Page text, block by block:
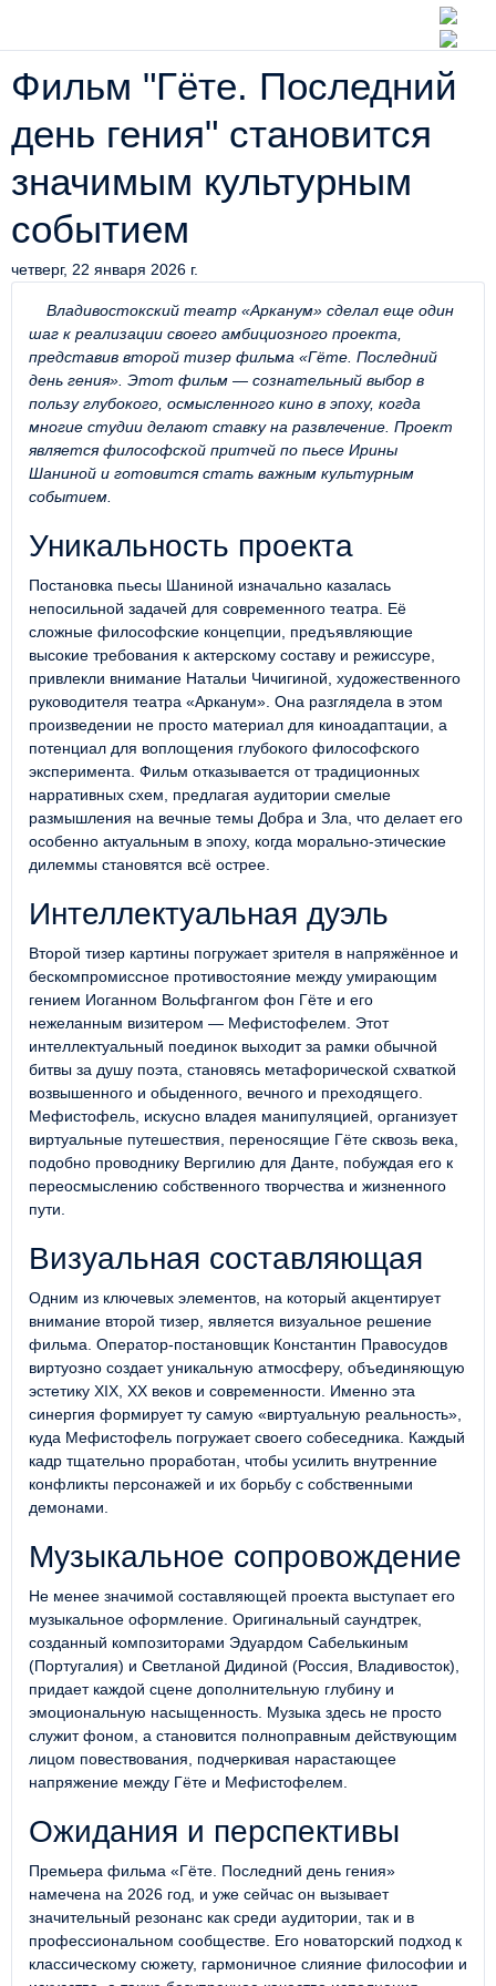
Фильм "Гёте. Последний
день гения" становится
значимым культурным
событием
четверг, 22 января 2026 г.
Владивостокский театр «Арканум» сделал еще один
шаг к реализации своего амбициозного проекта,
представив второй тизер фильма «Гёте. Последний
день гения». Этот фильм — сознательный выбор в
пользу глубокого, осмысленного кино в эпоху, когда
многие студии делают ставку на развлечение. Проект
является философской притчей по пьесе Ирины
Шаниной и готовится стать важным культурным
событием.
Уникальность проекта
Постановка пьесы Шаниной изначально казалась
непосильной задачей для современного театра. Её
сложные философские концепции, предъявляющие
высокие требования к актерскому составу и режиссуре,
привлекли внимание Натальи Чичигиной, художественного
руководителя театра «Арканум». Она разглядела в этом
произведении не просто материал для киноадаптации, а
потенциал для воплощения глубокого философского
эксперимента. Фильм отказывается от традиционных
нарративных схем, предлагая аудитории смелые
размышления на вечные темы Добра и Зла, что делает его
особенно актуальным в эпоху, когда морально-этические
дилеммы становятся всё острее.
Интеллектуальная дуэль
Второй тизер картины погружает зрителя в напряжённое и
бескомпромиссное противостояние между умирающим
гением Иоганном Вольфгангом фон Гёте и его
нежеланным визитером — Мефистофелем. Этот
интеллектуальный поединок выходит за рамки обычной
битвы за душу поэта, становясь метафорической схваткой
возвышенного и обыденного, вечного и преходящего.
Мефистофель, искусно владея манипуляцией, организует
виртуальные путешествия, переносящие Гёте сквозь века,
подобно проводнику Вергилию для Данте, побуждая его к
переосмыслению собственного творчества и жизненного
пути.
Визуальная составляющая
Одним из ключевых элементов, на который акцентирует
внимание второй тизер, является визуальное решение
фильма. Оператор-постановщик Константин Правосудов
виртуозно создает уникальную атмосферу, объединяющую
эстетику XIX, XX веков и современности. Именно эта
синергия формирует ту самую «виртуальную реальность»,
куда Мефистофель погружает своего собеседника. Каждый
кадр тщательно проработан, чтобы усилить внутренние
конфликты персонажей и их борьбу с собственными
демонами.
Музыкальное сопровождение
Не менее значимой составляющей проекта выступает его
музыкальное оформление. Оригинальный саундтрек,
созданный композиторами Эдуардом Сабелькиным
(Португалия) и Светланой Дидиной (Россия, Владивосток),
придает каждой сцене дополнительную глубину и
эмоциональную насыщенность. Музыка здесь не просто
служит фоном, а становится полноправным действующим
лицом повествования, подчеркивая нарастающее
напряжение между Гёте и Мефистофелем.
Ожидания и перспективы
Премьера фильма «Гёте. Последний день гения»
намечена на 2026 год, и уже сейчас он вызывает
значительный резонанс как среди аудитории, так и в
профессиональном сообществе. Его новаторский подход к
классическому сюжету, гармоничное слияние философии и